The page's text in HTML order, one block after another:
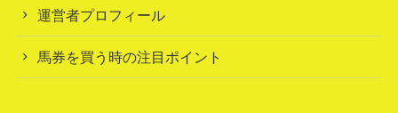
運営者プロフィール
馬券を買う時の注目ポイント